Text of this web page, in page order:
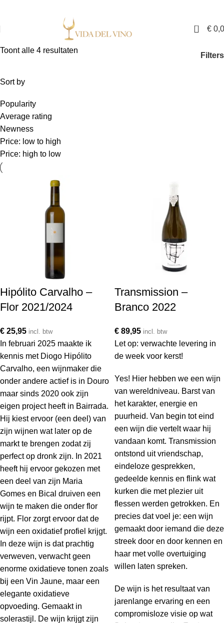
0 €
Toont alle 4 resultaten
Filters
Sort by
Popularity
Average rating
Newness
Price: low to high
Price: high to low
Hipólito Carvalho –
Flor 2021/2024
€ 25,95 incl. btw
In februari 2025 maakte ik
kennis met Diogo Hipólito
Carvalho, een wijnmaker die
onder andere actief is in Douro
maar sinds 2020 ook zijn
eigen project heeft in Bairrada.
Hij kiest ervoor (een deel) van
zijn wijnen wat later op de
markt te brengen zodat zij
perfect op dronk zijn. In 2021
heeft hij ervoor gekozen met
een deel van zijn Maria
Gomes en Bical druiven een
wijn te maken die onder flor
rijpt. Flor zorgt ervoor dat de
wijn een oxidatief profiel krijgt.
In deze wijn is dat prachtig
verweven, verwacht geen
enorme oxidatieve tonen zoals
bij een Vin Jaune, maar een
elegante oxidatieve
opvoeding. Gemaakt in
solerastijl. De wijn krijgt zijn
Transmission –
Branco 2022
€ 89,95 incl. btw
Let op: verwachte levering in
de week voor kerst!
Yes! H ier hebben we een wijn
van wereldniveau. Barst van
het karakter, energie en
puurheid. Van begin tot eind
een wijn die vertelt waar hij
vandaan komt. Transmission
ontstond uit vriendschap,
eindeloze gesprekken,
gedeelde kennis en flink wat
kurken die met plezier uit
flessen werden getrokken. En
precies dat voel je: een wijn
gemaakt door iemand die deze
streek door en door kennen en
haar met volle overtuiging
willen laten spreken.
De wijn is het resultaat van
jarenlange ervaring en een
compromisloze visie op wat